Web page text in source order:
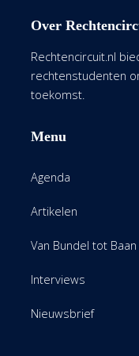
Over
Rechtencircuit.nl
rechtenstudenten
toekomst.
Menu
Agenda
Artikelen
Van Bundel tot Baan
Interviews
Nieuwsbrief